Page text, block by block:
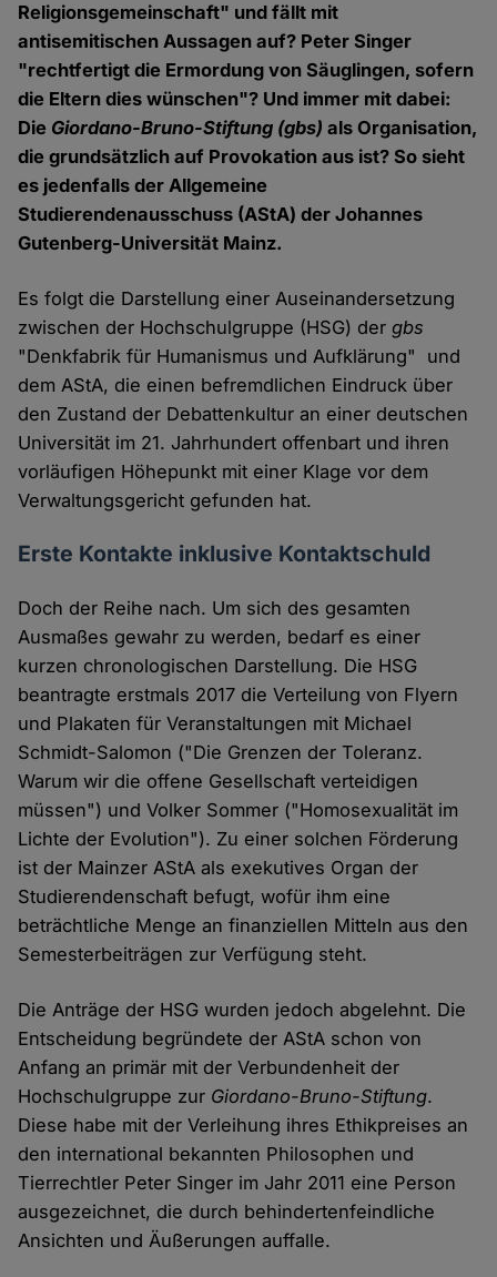
Religionsgemeinschaft" und fällt mit
antisemitischen Aussagen auf? Peter Singer
"rechtfertigt die Ermordung von Säuglingen, sofern
die Eltern dies wünschen"? Und immer mit dabei:
Die Giordano-Bruno-Stiftung (gbs) als Organisation,
die grundsätzlich auf Provokation aus ist? So sieht
es jedenfalls der Allgemeine
Studierendenausschuss (AStA) der Johannes
Gutenberg-Universität Mainz.
Es folgt die Darstellung einer Auseinandersetzung
zwischen der Hochschulgruppe (HSG) dergbs
"Denkfabrik für Humanismus und Aufklärung" und
dem AStA, die einen befremdlichen Eindruck über
den Zustand der Debattenkultur an einer deutschen
Universität im 21. Jahrhundert offenbart und ihren
vorläufigen Höhepunkt mit einer Klage vor dem
Verwaltungsgericht gefunden hat.
Erste Kontakte inklusive Kontaktschuld
Doch der Reihe nach. Um sich des gesamten
Ausmaßes gewahr zu werden, bedarf es einer
kurzen chronologischen Darstellung. Die HSG
beantragte erstmals 2017 die Verteilung von Flyern
und Plakaten für Veranstaltungen mit Michael
Schmidt-Salomon ("Die Grenzen der Toleranz.
Warum wir die offene Gesellschaft verteidigen
müssen") und Volker Sommer ("Homosexualität im
Lichte der Evolution"). Zu einer solchen Förderung
ist der Mainzer AStA als exekutives Organ der
Studierendenschaft befugt, wofür ihm eine
beträchtliche Menge an finanziellen Mitteln aus den
Semesterbeiträgen zur Verfügung steht.
Die Anträge der HSG wurden jedoch abgelehnt. Die
Entscheidung begründete der AStA schon von
Anfang an primär mit der Verbundenheit der
Hochschulgruppe zur Giordano-Bruno-Stiftung.
Diese habe mit der Verleihung ihres Ethikpreises an
den international bekannten Philosophen und
Tierrechtler Peter Singer im Jahr 2011 eine Person
ausgezeichnet, die durch behindertenfeindliche
Ansichten und Äußerungen auffalle.